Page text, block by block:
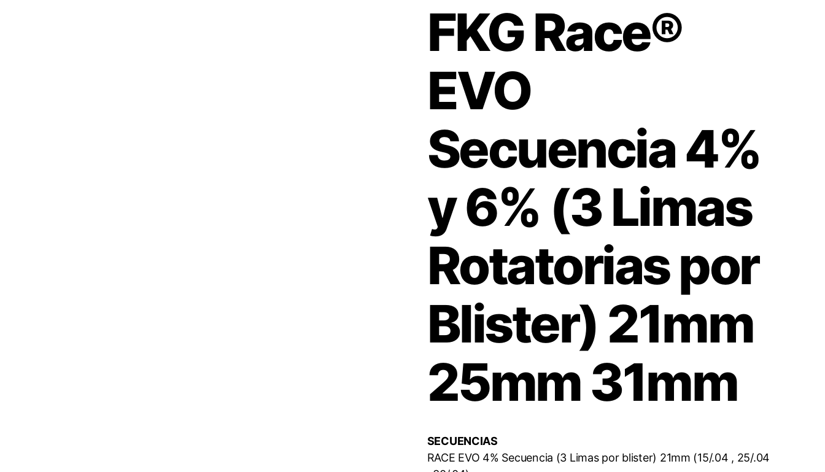
FKG Race®
EVO
Secuencia 4%
y 6% (3 Limas
Rotatorias por
Blister) 21mm
25mm 31mm
SECUENCIAS
RACE EVO 4% Secuencia (3 Limas por blister) 21mm (15/.04 , 25/.04